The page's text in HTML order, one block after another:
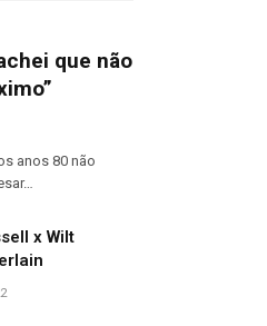
que não
anos 80 não
x Wilt